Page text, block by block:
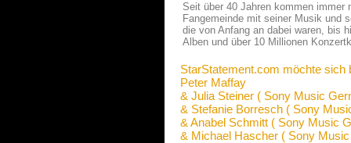
Seit über 40 Jahren kommen
Fangemeinde mit seiner Musik und
die von Anfang an dabei waren, bis
Alben und über 10 Millionen
StarStatement.com möchte sich
Peter Maffay
& Julia Steiner ( Sony Music
& Stefanie Borresch ( Sony
& Anabel Schmitt ( Sony Music
& Michael Hascher ( Sony